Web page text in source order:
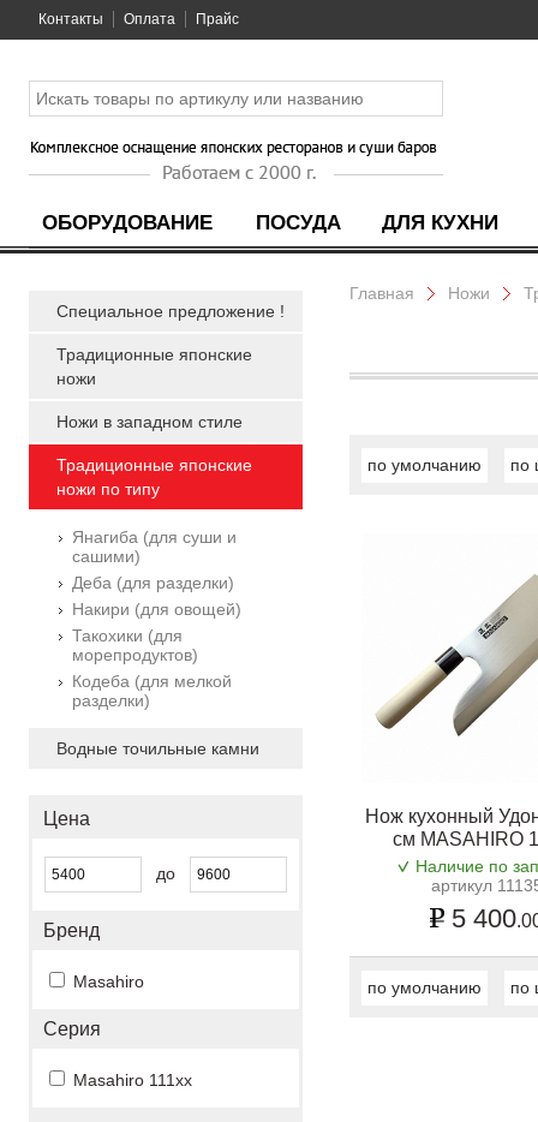
Контакты Оплата Прайс
ОБОРУДОВАНИЕ ПОСУДА ДЛЯ КУХНИ
Специальное предложение !
Традиционные японские
ножи
Ножи в западном стиле
Традиционные японские
ножи по типу
Янагиба (для суши и
сашими)
Деба (для разделки)
Накири (для овощей)
Такохики (для
морепродуктов)
Кодеба (для мелкой
разделки)
Водные точильные камни
Цена
до
Бренд
Masahiro
Серия
Masahiro 111xx
Главная Ножи
по умолчанию по
Нож кухонный
см MASAHIRO
Наличие по
артикул
5 400
по умолчанию по